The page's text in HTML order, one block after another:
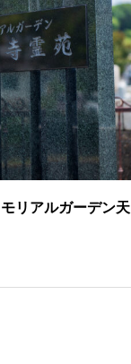
リアルガーデン天